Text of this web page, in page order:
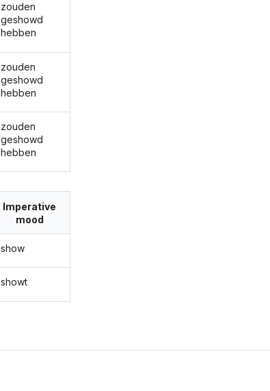
zouden
geshowd
hebben
zouden
geshowd
hebben
zouden
geshowd
hebben
Imperative
mood
show
showt